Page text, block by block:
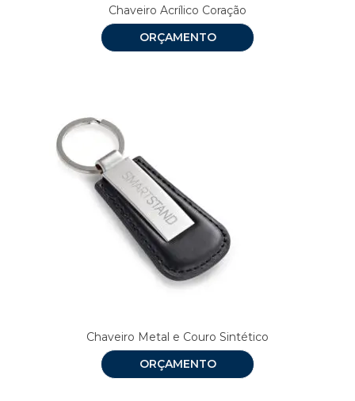
Chaveiro Acrílico Coração
ORÇAMENTO
Chaveiro Metal e Couro Sintético
ORÇAMENTO